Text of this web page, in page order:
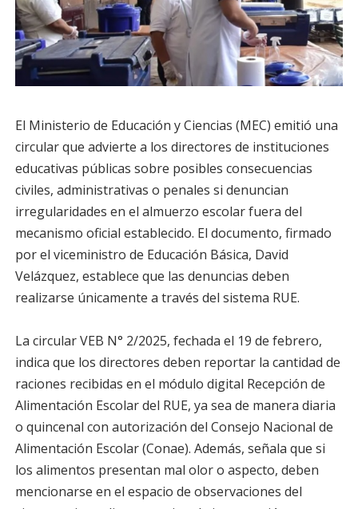
El Ministerio de Educación y Ciencias (MEC) emitió una
circular que advierte a los directores de instituciones
educativas públicas sobre posibles consecuencias
civiles, administrativas o penales si denuncian
irregularidades en el almuerzo escolar fuera del
mecanismo oficial establecido. El documento, firmado
por el viceministro de Educación Básica, David
Velázquez, establece que las denuncias deben
realizarse únicamente a través del sistema RUE.
La circular VEB N° 2/2025, fechada el 19 de febrero,
indica que los directores deben reportar la cantidad de
raciones recibidas en el módulo digital Recepción de
Alimentación Escolar del RUE, ya sea de manera diaria
o quincenal con autorización del Consejo Nacional de
Alimentación Escolar (Conae). Además, señala que si
los alimentos presentan mal olor o aspecto, deben
mencionarse en el espacio de observaciones del